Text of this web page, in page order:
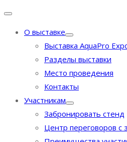
О выставке
Выставка AquaPro
Разделы выставки
Место проведения
Контакты
Участникам
Забронировать стенд
Центр переговоров с